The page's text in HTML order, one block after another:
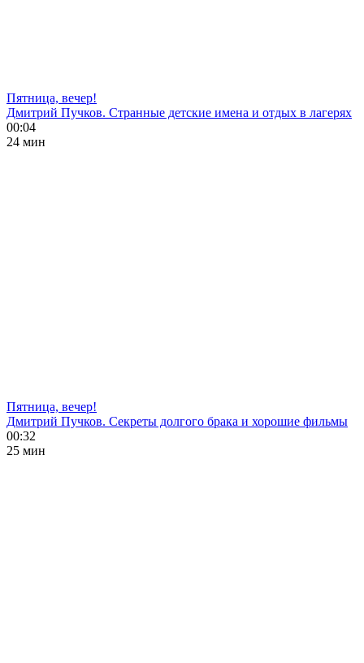
Пятница, вечер!
Дмитрий Пучков. Странные детские имена и отдых в лагерях
00:04
24 мин
Пятница, вечер!
Дмитрий Пучков. Секреты долгого брака и хорошие фильмы
00:32
25 мин